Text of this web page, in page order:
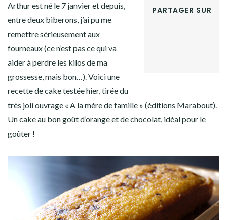
PARTAGER SUR
Arthur est né le 7 janvier et depuis,
entre deux biberons, j’ai pu me
remettre sérieusement aux
fourneaux (ce n’est pas ce qui va
aider à perdre les kilos de ma
grossesse, mais bon…). Voici une
recette de cake testée hier, tirée du
très joli ouvrage « A la mère de famille » (éditions Marabout).
Un cake au bon goût d’orange et de chocolat, idéal pour le
goûter !
DÉTOURNEMENTS CULINAIRES
Facebook
TwitterInstagram
Pinterest